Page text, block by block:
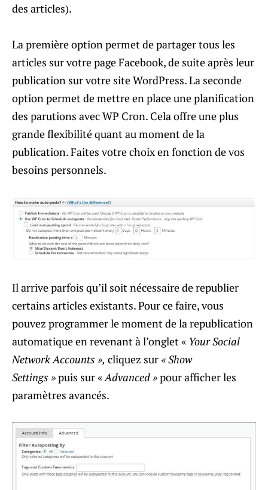
des articles).
La première option permet de partager tous les
articles sur votre page Facebook, de suite après leur
publication sur votre site WordPress. La seconde
option permet de mettre en place une planification
des parutions avec WP Cron. Cela offre une plus
grande flexibilité quant au moment de la
publication. Faites votre choix en fonction de vos
besoins personnels.
Il arrive parfois qu’il soit nécessaire de republier
certains articles existants. Pour ce faire, vous
pouvez programmer le moment de la republication
automatique en revenant à l’onglet « Your Social
Network Accounts », cliquez sur « Show
Settings »puis sur «Advanced »pour afficher les
paramètres avancés.